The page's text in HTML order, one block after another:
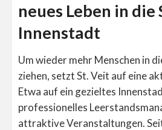
neues Leben in die
Innenstadt
Um wieder mehr Menschen in
ziehen, setzt St. Veit auf eine
Etwa auf ein gezieltes
professionelles
attraktive Veranstaltungen.